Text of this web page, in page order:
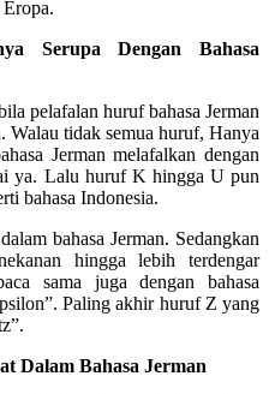
Serupa Dengan Bahasa
pelafalan huruf bahasa Jerman
Walau tidak semua huruf, Hanya
Jerman melafalkan dengan
ya. Lalu huruf K hingga U pun
bahasa Indonesia.
bahasa Jerman. Sedangkan
hingga lebih terdengar
sama juga dengan bahasa
Paling akhir huruf Z yang
Dalam Bahasa Jerman